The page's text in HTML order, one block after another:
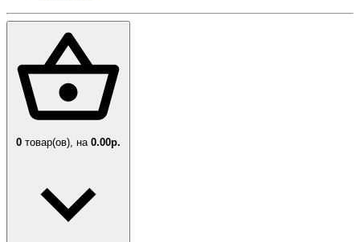
0 товар(ов), на 0.00р.